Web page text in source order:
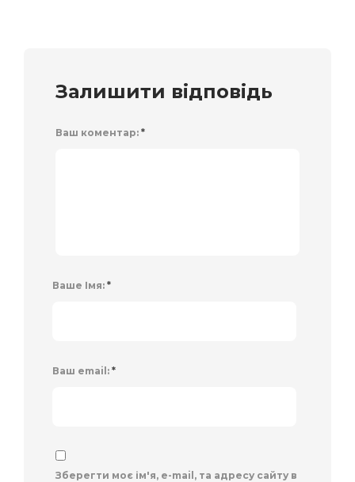
Залишити відповідь
Ваш коментар: *
Ваше Імя: *
Ваш email: *
Зберегти моє ім'я, e-mail, та адресу сайту в